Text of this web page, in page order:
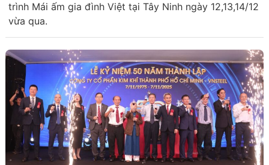
trình Mái ấm gia đình Việt tại Tây Ninh ngày 12,13,14/12
vừa qua.